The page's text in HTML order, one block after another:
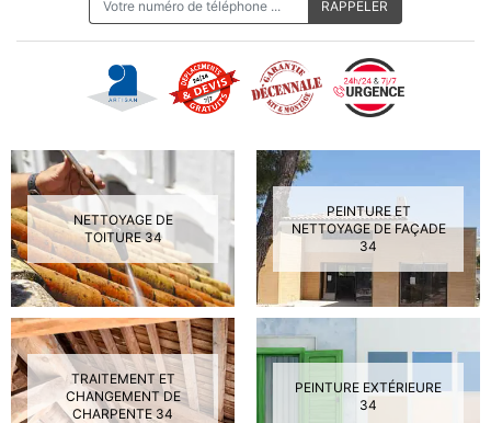
NETTOYAGE DE
TOITURE 34
PEINTURE ET
NETTOYAGE DE FAÇADE
34
TRAITEMENT ET
CHANGEMENT DE
CHARPENTE 34
PEINTURE EXTÉRIEURE
34